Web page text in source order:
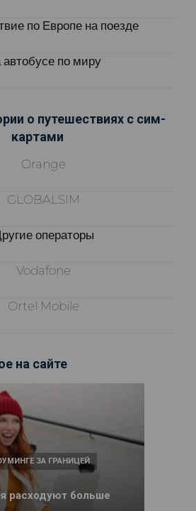
по Европе на поезде
автобусе по миру
о путешествиях с сим-
картами
Orange
GLOBALSIM
операторы
Vodafone
Ortel Mobile
на сайте
расходуют больше
ЗА ГРАНИЦЕЙ